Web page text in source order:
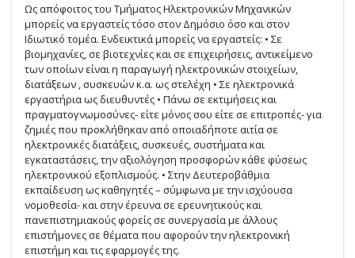
Ως απόφοιτος του Τμήματος Ηλεκτρονικών Μηχανικών
μπορείς να εργαστείς τόσο στον Δημόσιο όσο και στον
Ιδιωτικό τομέα. Ενδεικτικά μπορείς να εργαστείς: • Σε
βιομηχανίες, σε βιοτεχνίες και σε επιχειρήσεις, αντικείμενο
των οποίων είναι η παραγωγή ηλεκτρονικών στοιχείων,
διατάξεων , συσκευών κ.α. ως στελέχη • Σε ηλεκτρονικά
εργαστήρια ως διευθυντές • Πάνω σε εκτιμήσεις και
πραγματογνωμοσύνες- είτε μόνος σου είτε σε επιτροπές- για
ζημιές που προκλήθηκαν από οποιαδήποτε αιτία σε
ηλεκτρονικές διατάξεις, συσκευές, συστήματα και
εγκαταστάσεις, την αξιολόγηση προσφορών κάθε φύσεως
ηλεκτρονικού εξοπλισμούς. • Στην Δευτεροβάθμια
εκπαίδευση ως καθηγητές – σύμφωνα με την ισχύουσα
νομοθεσία- και στην έρευνα σε ερευνητικούς και
πανεπιστημιακούς φορείς σε συνεργασία με άλλους
επιστήμονες σε θέματα που αφορούν την ηλεκτρονική
επιστήμη και τις εφαρμογές της.